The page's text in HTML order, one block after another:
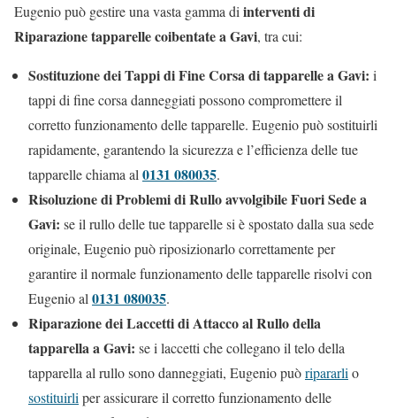
Eugenio può gestire una vasta gamma diinterventi di
Riparazione tapparelle coibentate a Gavi, tra cui:
Sostituzione dei Tappi di Fine Corsa di tapparelle a Gavi: i
tappi di fine corsa danneggiati possono compromettere il
corretto funzionamento delle tapparelle. Eugenio può sostituirli
rapidamente, garantendo la sicurezza e l’efficienza delle tue
tapparelle chiama al0131 080035.
Risoluzione di Problemi di Rullo avvolgibile Fuori Sede a
Gavi: se il rullo delle tue tapparelle si è spostato dalla sua sede
originale, Eugenio può riposizionarlo correttamente per
garantire il normale funzionamento delle tapparelle risolvi con
Eugenio al0131 080035.
Riparazione dei Laccetti di Attacco al Rullo della
tapparella a Gavi: se i laccetti che collegano il telo della
tapparella al rullo sono danneggiati, Eugenio puòripararlio
sostituirliper assicurare il corretto funzionamento delle